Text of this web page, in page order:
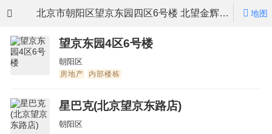
北京市朝阳区望京东园四区6号楼 北望金辉大厦 地图
望京东园4区6号楼
朝阳区
房地产 内部楼栋
星巴克(北京望京东路店)
朝阳区